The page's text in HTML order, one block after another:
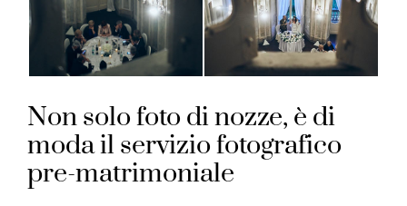
Non solo foto di nozze, è di
moda il servizio fotografico
pre-matrimoniale